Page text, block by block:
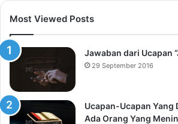
Most Viewed Posts
Jawaban dari Ucapan
29 September 2016
Ucapan-Ucapan Yang
Ada Orang Yang